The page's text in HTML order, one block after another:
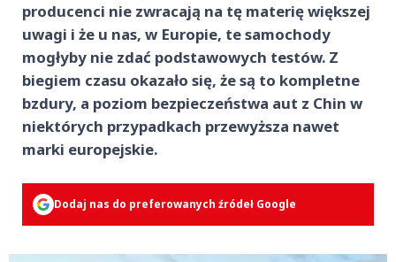
producenci nie zwracają na tę materię większej
uwagi i że u nas, w Europie, te samochody
mogłyby nie zdać podstawowych testów. Z
biegiem czasu okazało się, że są to kompletne
bzdury, a poziom bezpieczeństwa aut z Chin w
niektórych przypadkach przewyższa nawet
marki europejskie.
Dodaj nas do preferowanych źródeł Google